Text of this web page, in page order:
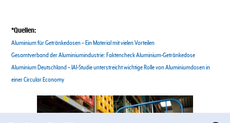
*Quellen:
Aluminium für Getränkedosen – Ein Material mit vielen Vorteilen
Gesamtverband der Aluminiumindustrie: Faktencheck Aluminium-Getränkedose
Aluminium Deutschland – IAI-Studie unterstreicht wichtige Rolle von Aluminiumdosen in
einer Circular Economy